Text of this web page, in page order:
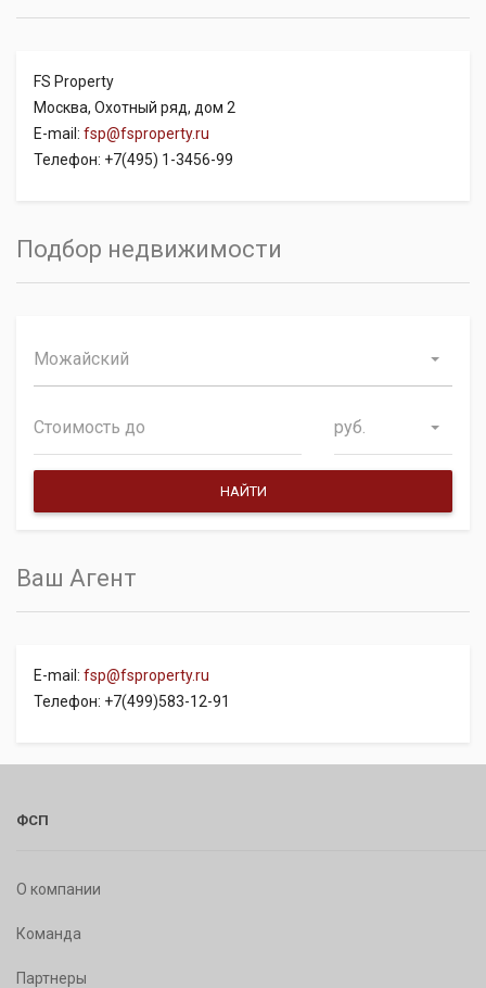
FS Property
Москва, Охотный ряд, дом 2
E-mail: fsp@fsproperty.ru
Телефон: +7(495) 1-3456-99
Подбор недвижимости
Можайский
руб.
Ваш Агент
E-mail: fsp@fsproperty.ru
Телефон: +7(499)583-12-91
ФСП
О компании
Команда
Партнеры